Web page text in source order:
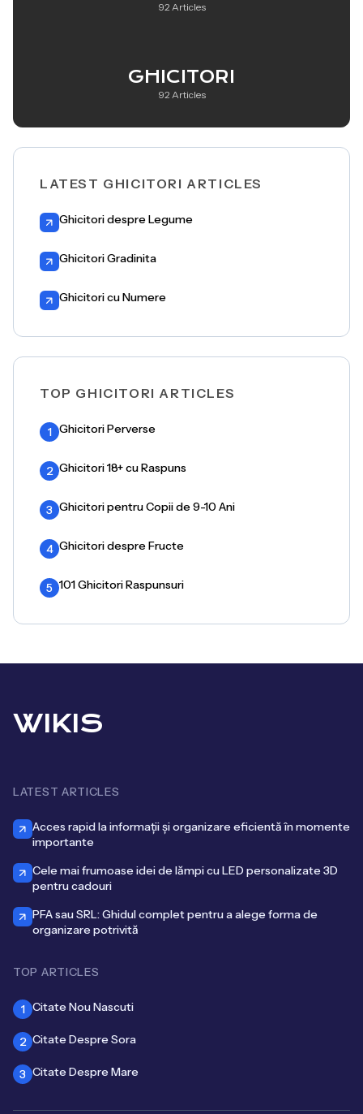
92 Articles
GHICITORI
92 Articles
LATEST GHICITORI ARTICLES
Ghicitori despre Legume
Ghicitori Gradinita
Ghicitori cu Numere
TOP GHICITORI ARTICLES
1 Ghicitori Perverse
2 Ghicitori 18+ cu Raspuns
3 Ghicitori pentru Copii de 9-10 Ani
4 Ghicitori despre Fructe
5 101 Ghicitori Raspunsuri
WIKIS
LATEST ARTICLES
Acces rapid la informații și organizare eficientă în momente
importante
Cele mai frumoase idei de lămpi cu LED personalizate 3D
pentru cadouri
PFA sau SRL: Ghidul complet pentru a alege forma de
organizare potrivită
TOP ARTICLES
1 Citate Nou Nascuti
2 Citate Despre Sora
3 Citate Despre Mare